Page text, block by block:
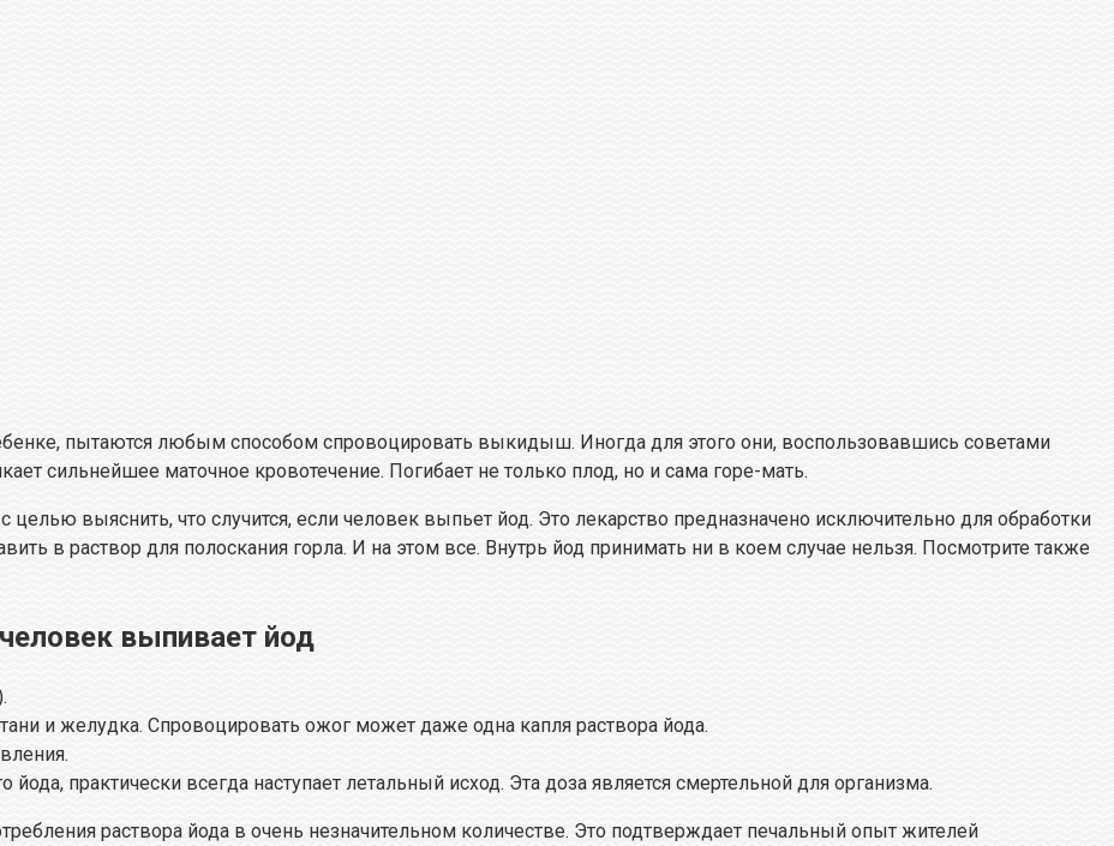
пытаются любым способом спровоцировать выкидыш. Иногда для этого они, воспользовавшись советами
сильнейшее маточное кровотечение. Погибает не только плод, но и сама горе-мать.
целью выяснить, что случится, если человек выпьет йод. Это лекарство предназначено исключительно для обработки
в раствор для полоскания горла. И на этом все. Внутрь йод принимать ни в коем случае нельзя. Посмотрите также
выпивает йод
и желудка. Спровоцировать ожог может даже одна капля раствора йода.
практически всегда наступает летальный исход. Эта доза является смертельной для организма.
раствора йода в очень незначительном количестве. Это подтверждает печальный опыт жителей